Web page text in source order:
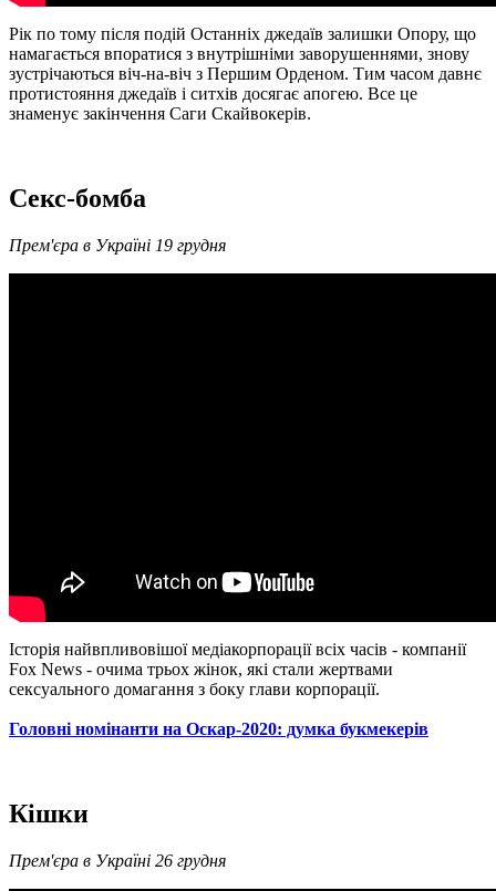
Рік по тому після подій Останніх джедаїв залишки Опору, що
намагається впоратися з внутрішніми заворушеннями, знову
зустрічаються віч-на-віч з Першим Орденом. Тим часом давнє
протистояння джедаїв і ситхів досягає апогею. Все це
знаменує закінчення Саги Скайвокерів.
Секс-бомба
Прем'єра в Україні 19 грудня
Історія найвпливовішої медіакорпорації всіх часів - компанії
Fox News - очима трьох жінок, які стали жертвами
сексуального домагання з боку глави корпорації.
Головні номінанти на Оскар-2020: думка букмекерів
Кішки
Прем'єра в Україні 26 грудня